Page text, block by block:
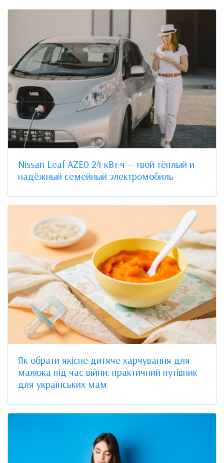
Nissan Leaf AZE0 24 кВт·ч — твой тёплый и
надёжный семейный электромобиль
Як обрати якісне дитяче харчування для
малюка під час війни: практичний путівник
для українських мам